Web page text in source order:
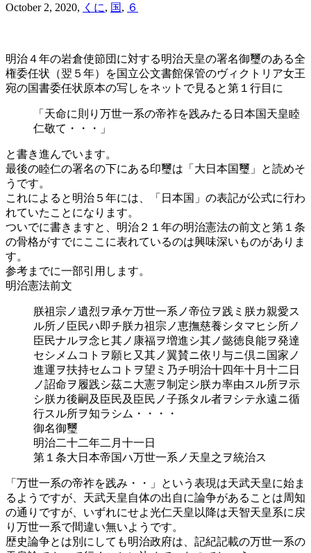
October 2, 2020, くに, 国, ６
明治４年の岩倉使節団に対する明治天皇の署名御璽のある全
権委任状（翌５年）を国立公文書館保管のヴィクトリア女王
宛の国書委任状原本の写しをネットで見ると第１行目に
「天命に則り万世一系の帝祚を践みたる日本国天皇睦
仁敬て・・・」
と書き進んでいます。
最後の睦仁の署名の下にある印璽は「大日本国璽」と読めそ
うです。
これによると明治５年には、「日本国」の表記が公式に行わ
れていたことになります。
ついでに書きますと、明治２１年の明治憲法の前文と第１条
の骨格がすでにここに表れているのは興味深いものがありま
す。
参考までに一部引用します。
明治憲法前文
朕祖宗ノ遺烈ヲ承ケ万世一系ノ帝位ヲ践ミ朕カ親愛ス
ル所ノ臣民ハ即チ朕カ祖宗ノ恵撫慈養シタマヒシ所ノ
臣民ナルヲ念ヒ其ノ康福ヲ増進シ其ノ懿徳良能ヲ発達
セシメムコトヲ願ヒ又其ノ翼賛ニ依リ与ニ倶ニ国家ノ
進運ヲ扶持セムコトヲ望ミ乃チ明治十四年十月十二日
ノ詔命ヲ履践シ茲ニ大憲ヲ制定シ朕カ率由スル所ヲ示
シ朕カ後嗣及臣民及臣民ノ子孫タル者ヲシテ永遠ニ循
行スル所ヲ知ラシム・・・・
御名御璽
明治二十二年二月十一日
第１条大日本帝国ハ万世一系ノ天皇之ヲ統治ス
「万世一系の帝祚を践み・・」という表現は天武天皇に始ま
るようですが、天武天皇自体の出自に論争があることは周知
の通りですが、いずれにせよ光仁天皇以降は天智天皇系に戻
り万世一系で間違い無いようです。
歴史論争とは別にしても明治政府は、記紀記載の万世一系の